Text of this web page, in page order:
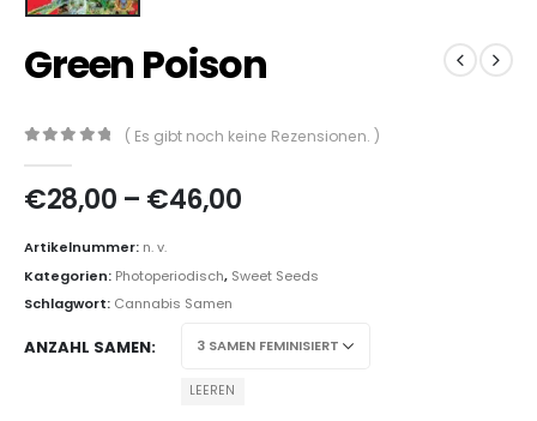
Green Poison
( Es gibt noch keine Rezensionen. )
€28,00 – €46,00
Artikelnummer: n. v.
Kategorien: Photoperiodisch, Sweet Seeds
Schlagwort: Cannabis Samen
ANZAHL SAMEN
LEEREN